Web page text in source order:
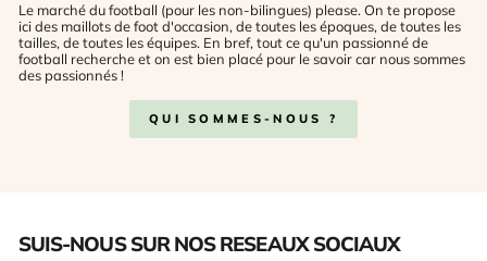
Le marché du football (pour les non-bilingues) please. On te propose
ici des maillots de foot d'occasion, de toutes les époques, de toutes les
tailles, de toutes les équipes. En bref, tout ce qu'un passionné de
football recherche et on est bien placé pour le savoir car nous sommes
des passionnés !
QUI SOMMES-NOUS ?
SUIS-NOUS SUR NOS RESEAUX SOCIAUX